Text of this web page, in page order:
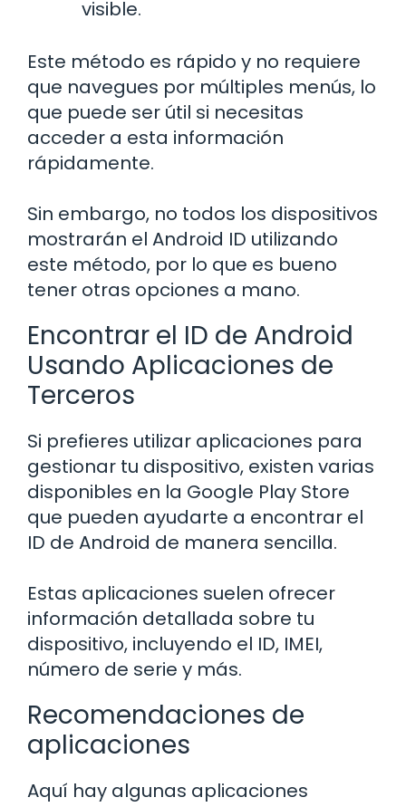
visible.
Este método es rápido y no requiere
que navegues por múltiples menús, lo
que puede ser útil si necesitas
acceder a esta información
rápidamente.
Sin embargo, no todos los dispositivos
mostrarán el Android ID utilizando
este método, por lo que es bueno
tener otras opciones a mano.
Encontrar el ID de Android
Usando Aplicaciones de
Terceros
Si prefieres utilizar aplicaciones para
gestionar tu dispositivo, existen varias
disponibles en la Google Play Store
que pueden ayudarte a encontrar el
ID de Android de manera sencilla.
Estas aplicaciones suelen ofrecer
información detallada sobre tu
dispositivo, incluyendo el ID, IMEI,
número de serie y más.
Recomendaciones de
aplicaciones
Aquí hay algunas aplicaciones